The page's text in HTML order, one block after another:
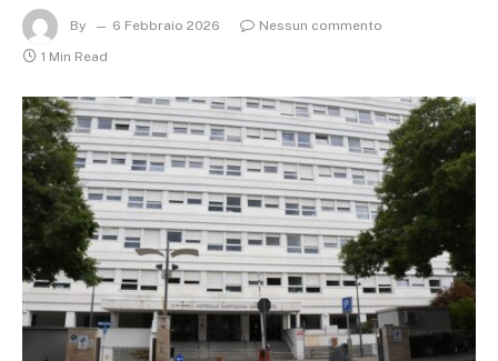
By 6 Febbraio 2026
Nessun commento
1 Min Read